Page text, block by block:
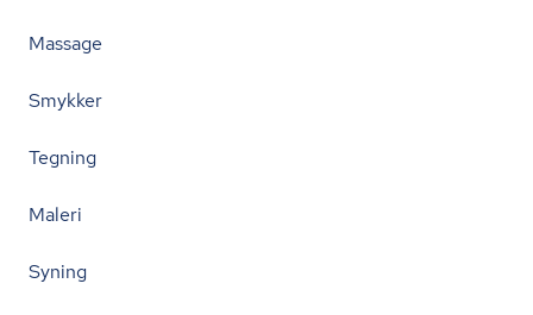
Massage
Smykker
Tegning
Maleri
Syning